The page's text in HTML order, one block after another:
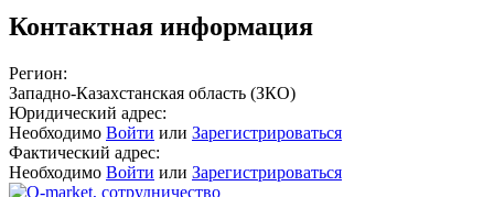
Контактная информация
Регион:
Западно-Казахстанская область (ЗКО)
Юридический адрес:
Необходимо Войти или Зарегистрироваться
Фактический адрес:
Необходимо Войти или Зарегистрироваться